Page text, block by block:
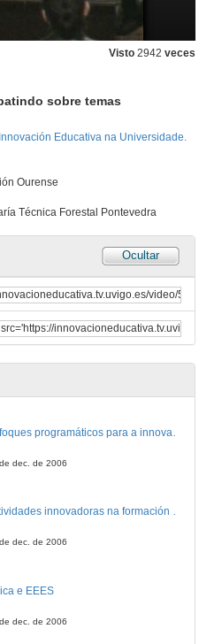
Visto 2942 veces
sobre temas
Educativa na Universidade.
Ourense
Técnica Forestal Pontevedra
Ocultar
dec. de 2006
dec. de 2006
Actividades innovadoras na formación inicial en ciencias dos mestres
dec. de 2006
e EEES
dec. de 2006